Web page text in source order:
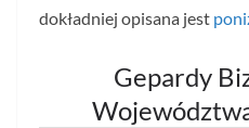
dokładniej opisana jest
Gepardy